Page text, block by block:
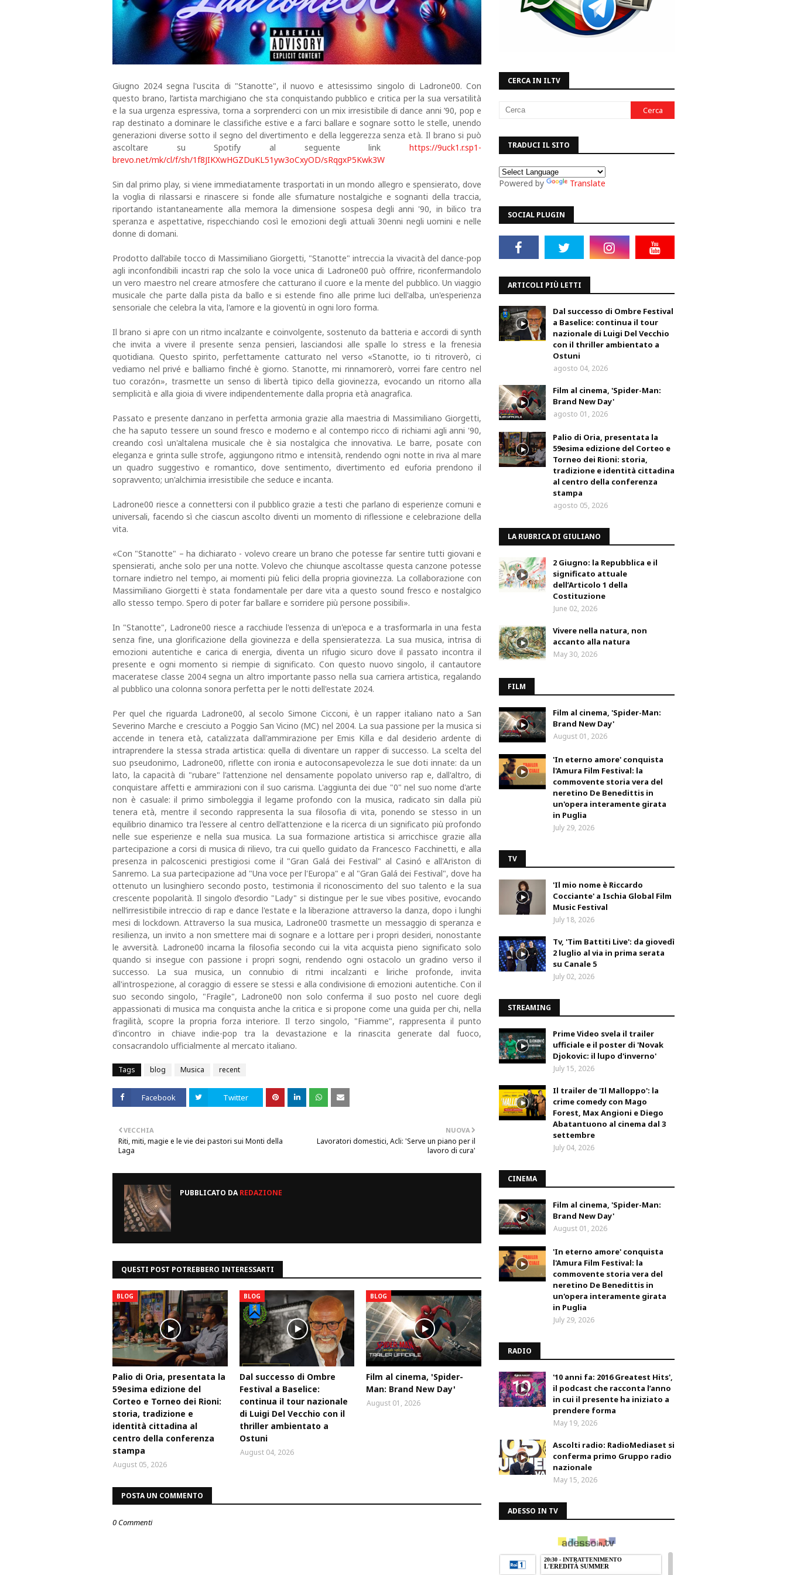
Giugno 2024 segna l'uscita di "Stanotte", il nuovo e attesissimo singolo di Ladrone00. Con
questo brano, l’artista marchigiano che sta conquistando pubblico e critica per la sua versatilità
e la sua urgenza espressiva, torna a sorprenderci con un mix irresistibile di dance anni ’90, pop e
rap destinato a dominare le classifiche estive e a farci ballare e sognare sotto le stelle, unendo
generazioni diverse sotto il segno del divertimento e della leggerezza senza età. Il brano si può
ascoltare su Spotify al seguente link https://9uck1.r.sp1-
brevo.net/mk/cl/f/sh/1f8JIKXwHGZDuKL51yw3oCxyOD/sRqgxP5Kwk3W
Sin dal primo play, si viene immediatamente trasportati in un mondo allegro e spensierato, dove
la voglia di rilassarsi e rinascere si fonde alle sfumature nostalgiche e sognanti della traccia,
riportando istantaneamente alla memora la dimensione sospesa degli anni '90, in bilico tra
speranza e aspettative, rispecchiando così le emozioni degli attuali 30enni negli uomini e nelle
donne di domani.
Prodotto dall’abile tocco di Massimiliano Giorgetti, "Stanotte" intreccia la vivacità del dance-pop
agli inconfondibili incastri rap che solo la voce unica di Ladrone00 può offrire, riconfermandolo
un vero maestro nel creare atmosfere che catturano il cuore e la mente del pubblico. Un viaggio
musicale che parte dalla pista da ballo e si estende fino alle prime luci dell'alba, un'esperienza
sensoriale che celebra la vita, l'amore e la gioventù in ogni loro forma.
Il brano si apre con un ritmo incalzante e coinvolgente, sostenuto da batteria e accordi di synth
che invita a vivere il presente senza pensieri, lasciandosi alle spalle lo stress e la frenesia
quotidiana. Questo spirito, perfettamente catturato nel verso «Stanotte, io ti ritroverò, ci
vediamo nel privé e balliamo finché è giorno. Stanotte, mi rinnamorerò, vorrei fare centro nel
tuo corazón», trasmette un senso di libertà tipico della giovinezza, evocando un ritorno alla
semplicità e alla gioia di vivere indipendentemente dalla propria età anagrafica.
Passato e presente danzano in perfetta armonia grazie alla maestria di Massimiliano Giorgetti,
che ha saputo tessere un sound fresco e moderno e al contempo ricco di richiami agli anni '90,
creando così un'altalena musicale che è sia nostalgica che innovativa. Le barre, posate con
eleganza e grinta sulle strofe, aggiungono ritmo e intensità, rendendo ogni notte in riva al mare
un quadro suggestivo e romantico, dove sentimento, divertimento ed euforia prendono il
sopravvento; un'alchimia irresistibile che seduce e incanta.
Ladrone00 riesce a connettersi con il pubblico grazie a testi che parlano di esperienze comuni e
universali, facendo sì che ciascun ascolto diventi un momento di riflessione e celebrazione della
vita.
«Con "Stanotte" – ha dichiarato - volevo creare un brano che potesse far sentire tutti giovani e
spensierati, anche solo per una notte. Volevo che chiunque ascoltasse questa canzone potesse
tornare indietro nel tempo, ai momenti più felici della propria giovinezza. La collaborazione con
Massimiliano Giorgetti è stata fondamentale per dare vita a questo sound fresco e nostalgico
allo stesso tempo. Spero di poter far ballare e sorridere più persone possibili».
In "Stanotte", Ladrone00 riesce a racchiude l'essenza di un'epoca e a trasformarla in una festa
senza fine, una glorificazione della giovinezza e della spensieratezza. La sua musica, intrisa di
emozioni autentiche e carica di energia, diventa un rifugio sicuro dove il passato incontra il
presente e ogni momento si riempie di significato. Con questo nuovo singolo, il cantautore
maceratese classe 2004 segna un altro importante passo nella sua carriera artistica, regalando
al pubblico una colonna sonora perfetta per le notti dell'estate 2024.
Per quel che riguarda Ladrone00, al secolo Simone Cicconi, è un rapper italiano nato a San
Severino Marche e cresciuto a Poggio San Vicino (MC) nel 2004. La sua passione per la musica si
accende in tenera età, catalizzata dall'ammirazione per Emis Killa e dal desiderio ardente di
intraprendere la stessa strada artistica: quella di diventare un rapper di successo. La scelta del
suo pseudonimo, Ladrone00, riflette con ironia e autoconsapevolezza le sue doti innate: da un
lato, la capacità di "rubare" l'attenzione nel densamente popolato universo rap e, dall'altro, di
conquistare affetti e ammirazioni con il suo carisma. L'aggiunta dei due "0" nel suo nome d'arte
non è casuale: il primo simboleggia il legame profondo con la musica, radicato sin dalla più
tenera età, mentre il secondo rappresenta la sua filosofia di vita, ponendo se stesso in un
equilibrio dinamico tra l'essere al centro dell'attenzione e la ricerca di un significato più profondo
nelle sue esperienze e nella sua musica. La sua formazione artistica si arricchisce grazie alla
partecipazione a corsi di musica di rilievo, tra cui quello guidato da Francesco Facchinetti, e alla
presenza in palcoscenici prestigiosi come il "Gran Galá dei Festival" al Casinó e all'Ariston di
Sanremo. La sua partecipazione ad "Una voce per l'Europa" e al "Gran Galá dei Festival", dove ha
ottenuto un lusinghiero secondo posto, testimonia il riconoscimento del suo talento e la sua
crescente popolarità. Il singolo d’esordio "Lady" si distingue per le sue vibes positive, evocando
nell’irresistibile intreccio di rap e dance l'estate e la liberazione attraverso la danza, dopo i lunghi
mesi di lockdown. Attraverso la sua musica, Ladrone00 trasmette un messaggio di speranza e
resilienza, un invito a non smettere mai di sognare e a lottare per i propri desideri, nonostante
le avversità. Ladrone00 incarna la filosofia secondo cui la vita acquista pieno significato solo
quando si insegue con passione i propri sogni, rendendo ogni ostacolo un gradino verso il
successo. La sua musica, un connubio di ritmi incalzanti e liriche profonde, invita
all'introspezione, al coraggio di essere se stessi e alla condivisione di emozioni autentiche. Con il
suo secondo singolo, "Fragile", Ladrone00 non solo conferma il suo posto nel cuore degli
appassionati di musica ma conquista anche la critica e si propone come una guida per chi, nella
fragilità, scopre la propria forza interiore. Il terzo singolo, "Fiamme", rappresenta il punto
d'incontro in chiave indie-pop tra la devastazione e la rinascita generate dal fuoco,
consacrandolo ufficialmente al mercato italiano.
Tags blog Musica recent
Facebook Twitter
NUOVA
Lavoratori domestici, Acli: 'Serve un piano per il
lavoro di cura'
VECCHIA
Riti, miti, magie e le vie dei pastori sui Monti della
Laga
PUBBLICATO DAREDAZIONE
QUESTI POST POTREBBERO INTERESSARTI
BLOG
Palio di Oria, presentata la
59esima edizione del
Corteo e Torneo dei Rioni:
storia, tradizione e
identità cittadina al
centro della conferenza
stampa
August 05, 2026
BLOG
Dal successo di Ombre
Festival a Baselice:
continua il tour nazionale
di Luigi Del Vecchio con il
thriller ambientato a
Ostuni
August 04, 2026
BLOG
Film al cinema, 'Spider-
Man: Brand New Day'
August 01, 2026
POSTA UN COMMENTO
0 Commenti
CERCA IN ILTV
TRADUCI IL SITO
Powered by Translate
SOCIAL PLUGIN
ARTICOLI PIÙ LETTI
Dal successo di Ombre Festival
a Baselice: continua il tour
nazionale di Luigi Del Vecchio
con il thriller ambientato a
Ostuni
agosto 04, 2026
Film al cinema, 'Spider-Man:
Brand New Day'
agosto 01, 2026
Palio di Oria, presentata la
59esima edizione del Corteo e
Torneo dei Rioni: storia,
tradizione e identità cittadina
al centro della conferenza
stampa
agosto 05, 2026
LA RUBRICA DI GIULIANO
2 Giugno: la Repubblica e il
significato attuale
dell’Articolo 1 della
Costituzione
June 02, 2026
Vivere nella natura, non
accanto alla natura
May 30, 2026
FILM
Film al cinema, 'Spider-Man:
Brand New Day'
August 01, 2026
'In eterno amore' conquista
l'Amura Film Festival: la
commovente storia vera del
neretino De Benedittis in
un'opera interamente girata
in Puglia
July 29, 2026
TV
'Il mio nome è Riccardo
Cocciante' a Ischia Global Film
Music Festival
July 18, 2026
Tv, 'Tim Battiti Live': da giovedì
2 luglio al via in prima serata
su Canale 5
July 02, 2026
STREAMING
Prime Video svela il trailer
ufficiale e il poster di 'Novak
Djokovic: il lupo d'inverno'
July 15, 2026
Il trailer de 'Il Malloppo': la
crime comedy con Mago
Forest, Max Angioni e Diego
Abatantuono al cinema dal 3
settembre
July 04, 2026
CINEMA
Film al cinema, 'Spider-Man:
Brand New Day'
August 01, 2026
'In eterno amore' conquista
l'Amura Film Festival: la
commovente storia vera del
neretino De Benedittis in
un'opera interamente girata
in Puglia
July 29, 2026
RADIO
'10 anni fa: 2016 Greatest Hits',
il podcast che racconta l’anno
in cui il presente ha iniziato a
prendere forma
May 19, 2026
Ascolti radio: RadioMediaset si
conferma primo Gruppo radio
nazionale
May 15, 2026
ADESSO IN TV